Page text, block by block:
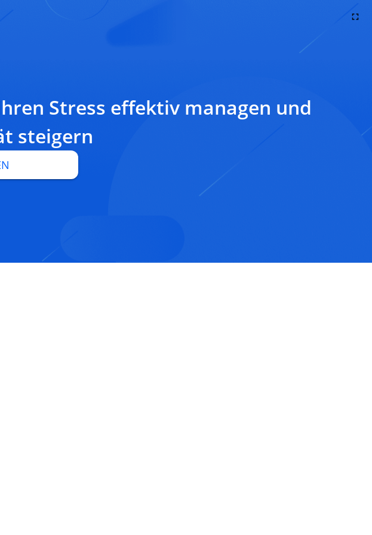
Stress effektiv managen und
steigern